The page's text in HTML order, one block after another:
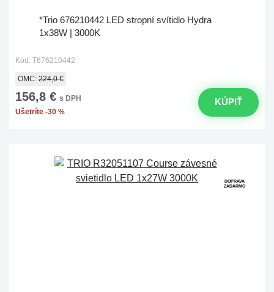
*Trio 676210442 LED stropní svítidlo Hydra
1x38W | 3000K
Kód: T676210442
OMC: 224,0 €
156,8 € s DPH
Ušetríte -30 %
KÚPIŤ
DOPRAVA
ZADARMO